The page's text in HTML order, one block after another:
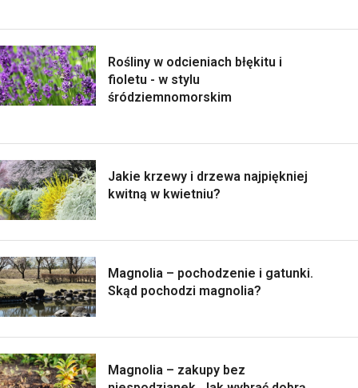
Rośliny w odcieniach błękitu i
fioletu - w stylu
śródziemnomorskim
Jakie krzewy i drzewa najpiękniej
kwitną w kwietniu?
Magnolia – pochodzenie i gatunki.
Skąd pochodzi magnolia?
Magnolia – zakupy bez